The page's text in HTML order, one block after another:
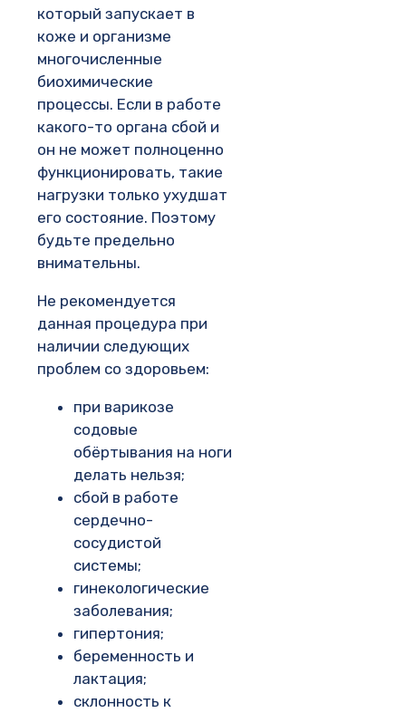
который запускает в
коже и организме
многочисленные
биохимические
процессы. Если в работе
какого-то органа сбой и
он не может полноценно
функционировать, такие
нагрузки только ухудшат
его состояние. Поэтому
будьте предельно
внимательны.
Не рекомендуется
данная процедура при
наличии следующих
проблем со здоровьем:
при варикозе
содовые
обёртывания на ноги
делать нельзя;
сбой в работе
сердечно-
сосудистой
системы;
гинекологические
заболевания;
гипертония;
беременность и
лактация;
склонность к